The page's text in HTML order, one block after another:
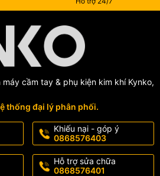
cầm tay & phụ kiện kim khí Kynko,
thống đại lý phân phối.
Khiếu nại - góp ý
0868576403
Hỗ trợ sửa chữa
0868576401